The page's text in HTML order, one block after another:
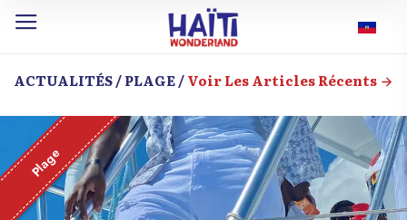
ACTUALITÉS / PLAGE /Voir Les Articles Récents
Plage